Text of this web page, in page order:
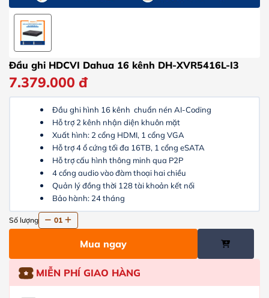
Đầu ghi HDCVI Dahua 16 kênh DH-XVR5416L-I3
7.379.000 đ
Đầu ghi hình 16 kênh chuẩn nén AI-Coding
Hỗ trợ 2 kênh nhận diện khuôn mặt
Xuất hình: 2 cổng HDMI, 1 cổng VGA
Hỗ trợ 4 ổ cứng tối đa 16TB, 1 cổng eSATA
Hỗ trợ cấu hình thông minh qua P2P
4 cổng audio vào đàm thoại hai chiều
Quản lý đồng thời 128 tài khoản kết nối
Bảo hành: 24 tháng
Số lượng 01
Mua ngay
MIỄN PHÍ GIAO HÀNG